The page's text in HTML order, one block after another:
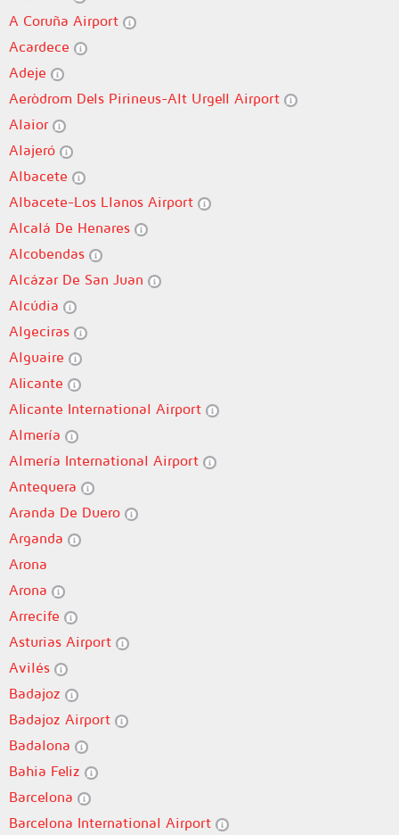
A Coruña Airport
Acardece
Adeje
Aeròdrom Dels Pirineus-Alt Urgell Airport
Alaior
Alajeró
Albacete
Albacete-Los Llanos Airport
Alcalá De Henares
Alcobendas
Alcázar De San Juan
Alcúdia
Algeciras
Alguaire
Alicante
Alicante International Airport
Almería
Almería International Airport
Antequera
Aranda De Duero
Arganda
Arona
Arona
Arrecife
Asturias Airport
Avilés
Badajoz
Badajoz Airport
Badalona
Bahia Feliz
Barcelona
Barcelona International Airport